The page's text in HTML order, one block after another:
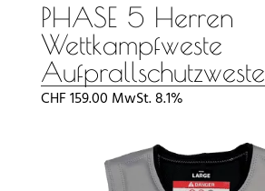
PHASE 5 Herren
Wettkampfweste
Aufprallschutzweste
CHF159.00 MwSt. 8.1%